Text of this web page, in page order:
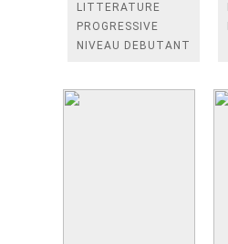
LITTERATURE
PROGRESSIVE
NIVEAU DEBUTANT